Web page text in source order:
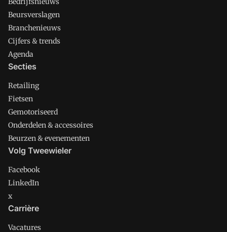
Beursverslagen
Branchenieuws
Cijfers & trends
Agenda
Secties
Retailing
Fietsen
Gemotoriseerd
Onderdelen & accessoires
Beurzen & evenementen
Volg Tweewieler
Facebook
LinkedIn
x
Carrière
Vacatures